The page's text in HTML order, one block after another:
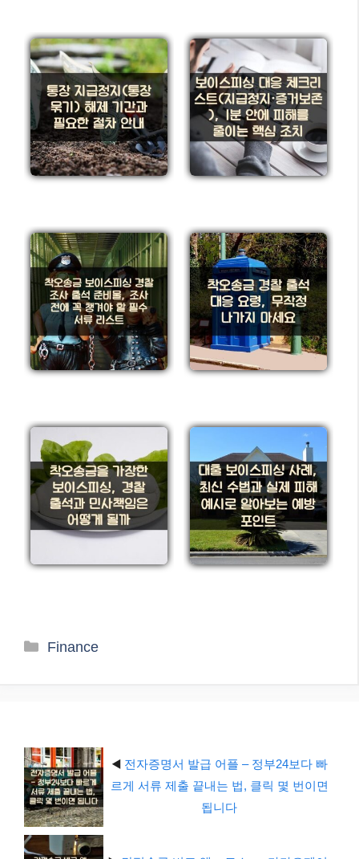
카
Finance
◀️ 전자증명서 발급 어플 – 정부24보다 빠
르게 서류 제출 끝내는 법, 클릭 몇 번이면
됩니다